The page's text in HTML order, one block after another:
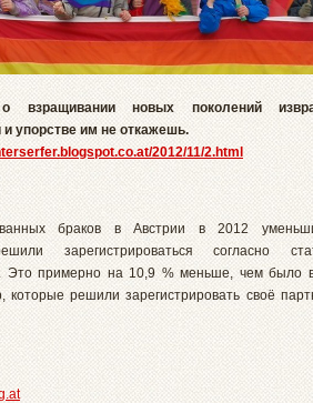
взращивании новых поколений
упорстве им не откажешь.
2012/11/2.html
браков в Австрии в 2012
зарегистрироваться согласно
Это примерно на 10,9 % меньше, чем было
которые решили зарегистрировать своё